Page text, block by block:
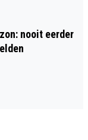
nooit eerder